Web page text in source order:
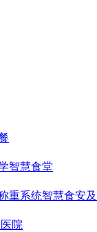
智慧食堂
重系统智慧食安
医院